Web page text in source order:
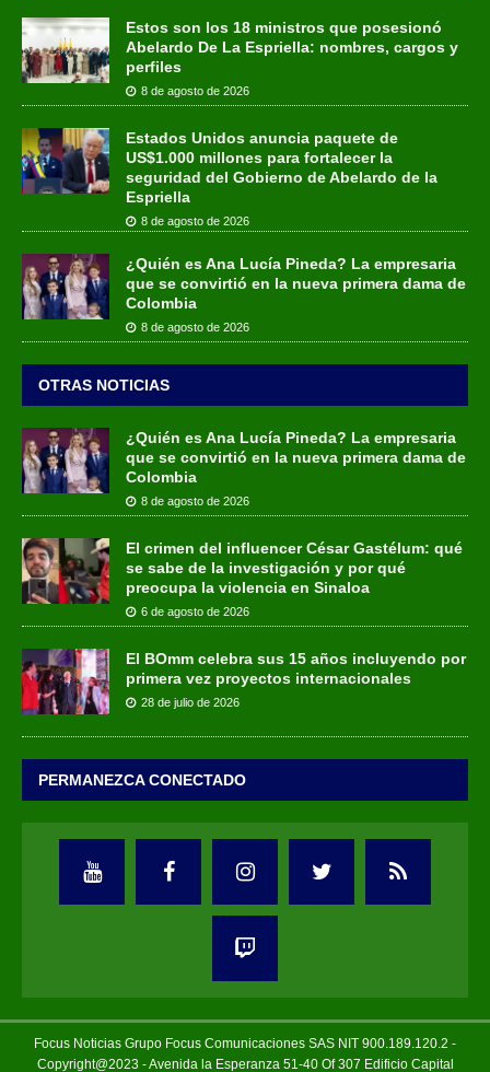
Estos son los 18 ministros que posesionó
Abelardo De La Espriella: nombres, cargos y
perfiles
8 de agosto de 2026
Estados Unidos anuncia paquete de
US$1.000 millones para fortalecer la
seguridad del Gobierno de Abelardo de la
Espriella
8 de agosto de 2026
¿Quién es Ana Lucía Pineda? La empresaria
que se convirtió en la nueva primera dama de
Colombia
8 de agosto de 2026
OTRAS NOTICIAS
¿Quién es Ana Lucía Pineda? La empresaria
que se convirtió en la nueva primera dama de
Colombia
8 de agosto de 2026
El crimen del influencer César Gastélum: qué
se sabe de la investigación y por qué
preocupa la violencia en Sinaloa
6 de agosto de 2026
El BOmm celebra sus 15 años incluyendo por
primera vez proyectos internacionales
28 de julio de 2026
PERMANEZCA CONECTADO
Focus Noticias Grupo Focus Comunicaciones SAS NIT 900.189.120.2 -
Copyright@2023 - Avenida la Esperanza 51-40 Of 307 Edificio Capital